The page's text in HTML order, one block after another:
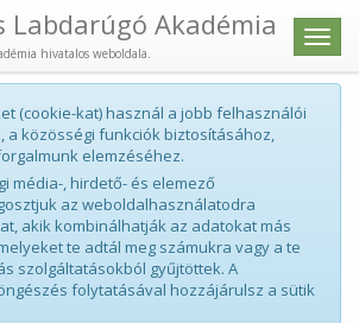
Menü
Labdarúgó Akadémia
hivatalos weboldala.
(cookie-kat) használ a jobb felhasználói
a közösségi funkciók biztosításához,
elemzéséhez.
média-, hirdető- és elemező
az weboldalhasználatodra
akik kombinálhatják az adatokat más
te adtál meg számukra vagy a te
szolgáltatásokból gyűjtöttek. A
folytatásával hozzájárulsz a sütik